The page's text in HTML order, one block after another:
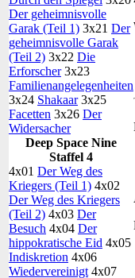
Der geheimnisvolle
Garak (Teil 1) 3x21 Der
geheimnisvolle Garak
(Teil 2) 3x22 Die
Erforscher3x23
Familienangelegenheiten
3x24 Shakaar3x25
Facetten 3x26 Der
Widersacher
Deep Space Nine
Staffel 4
4x01 Der Weg des
Kriegers (Teil 1) 4x02
Der Weg des Kriegers
(Teil 2) 4x03 Der
Besuch 4x04 Der
hippokratische Eid 4x05
Indiskretion 4x06
Wiedervereinigt 4x07